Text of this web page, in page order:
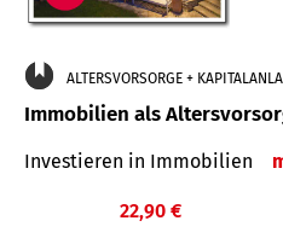
ALTERSVORSORGE +
Immobilien als
Investieren in Immobilien
22,90 €